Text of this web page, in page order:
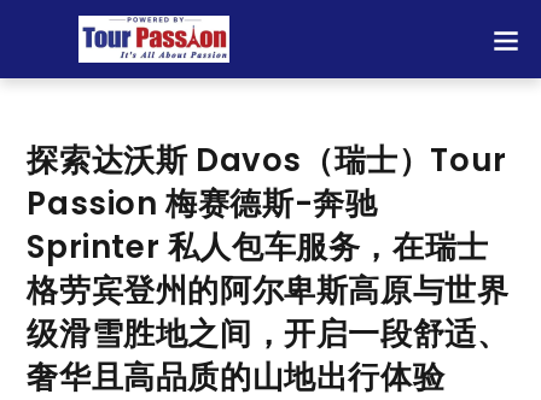
探索达沃斯 Davos（瑞士）Tour
Passion 梅赛德斯-奔驰
Sprinter 私人包车服务，在瑞士
格劳宾登州的阿尔卑斯高原与世界
级滑雪胜地之间，开启一段舒适、
奢华且高品质的山地出行体验